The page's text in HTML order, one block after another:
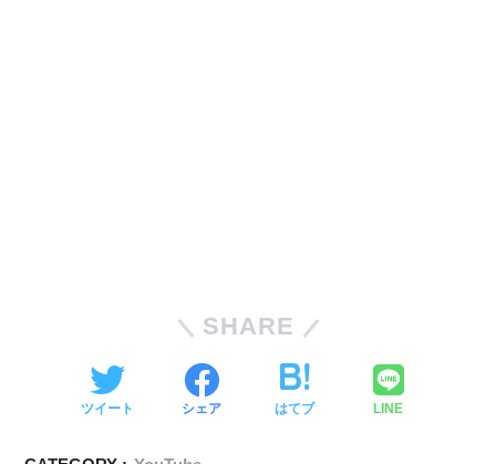
SHARE
ツイート シェア はてブ LINE